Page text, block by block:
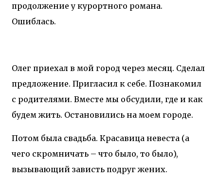
продолжение у курортного романа.
Ошиблась.
Олег приехал в мой город через месяц. Сделал
предложение. Пригласил к себе. Познакомил
с родителями. Вместе мы обсудили, где и как
будем жить. Остановились на моем городе.
Потом была свадьба. Красавица невеста (а
чего скромничать – что было, то было),
вызывающий зависть подруг жених.